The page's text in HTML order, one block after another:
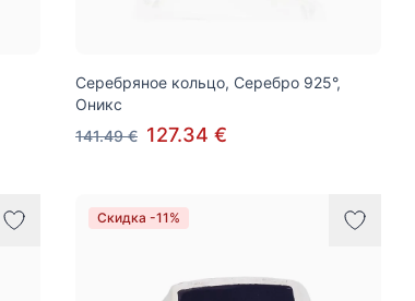
Серебряное кольцо, Серебро 925°,
Оникс
141.49 € 127.34 €
Скидка -11%